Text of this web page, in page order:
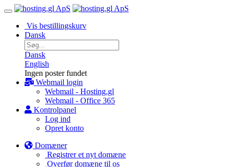
Vis bestillingskurv
Dansk
Dansk
English
Ingen poster fundet
Webmail login
Webmail - Hosting.gl
Webmail - Office 365
Kontrolpanel
Log ind
Opret konto
Domæner
Registrer et nyt domæne
Overfør domæne til os